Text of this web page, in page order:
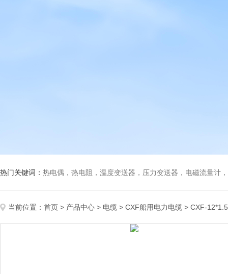
热门关键词： 热电偶，热电阻，温度变送器，压力变送器，电磁流量计，
当前位置： 首页 > 产品中心 > 电缆 > CXF船用电力电缆 > CXF-